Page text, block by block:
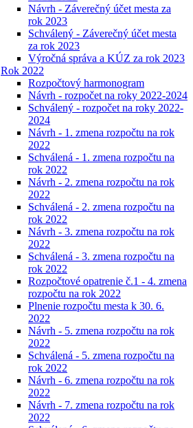
Návrh - Záverečný účet mesta za
rok 2023
Schválený - Záverečný účet mesta
za rok 2023
Výročná správa a KÚZ za rok 2023
Rok 2022
Rozpočtový harmonogram
Návrh - rozpočet na roky 2022-2024
Schválený - rozpočet na roky 2022-
2024
Návrh - 1. zmena rozpočtu na rok
2022
Schválená - 1. zmena rozpočtu na
rok 2022
Návrh - 2. zmena rozpočtu na rok
2022
Schválená - 2. zmena rozpočtu na
rok 2022
Návrh - 3. zmena rozpočtu na rok
2022
Schválená - 3. zmena rozpočtu na
rok 2022
Rozpočtové opatrenie č.1 - 4. zmena
rozpočtu na rok 2022
Plnenie rozpočtu mesta k 30. 6.
2022
Návrh - 5. zmena rozpočtu na rok
2022
Schválená - 5. zmena rozpočtu na
rok 2022
Návrh - 6. zmena rozpočtu na rok
2022
Návrh - 7. zmena rozpočtu na rok
2022